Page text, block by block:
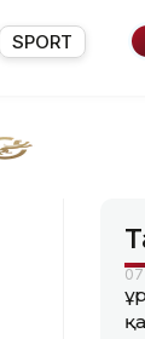
SPORT
07